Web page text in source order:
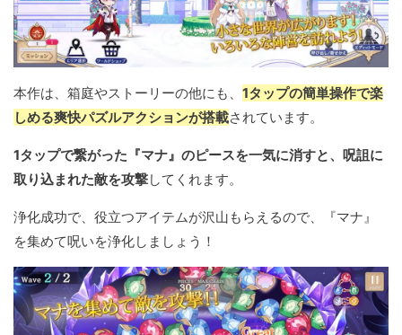
本作は、箱庭やストーリーの他にも、 1タップの簡単操作で楽
しめる爽快パズルアクションが搭載されています。
1タップで繋がった『マナ』のピースを一気に消すと、呪詛に
取り込まれた敵を攻撃してくれます。
浄化成功で、役立つアイテムが沢山もらえるので、『マナ』
を集めて呪いを浄化しましょう！